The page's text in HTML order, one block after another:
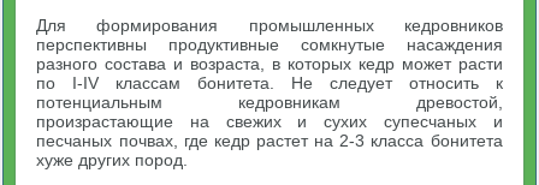
Для формирования промышленных кедровников
перспективны продуктивные сомкнутые насаждения
разного состава и возраста, в которых кедр может расти
по I-IV классам бонитета. Не следует относить к
потенциальным кедровникам древостой,
произрастающие на свежих и сухих супесчаных и
песчаных почвах, где кедр растет на 2-3 класса бонитета
хуже других пород.